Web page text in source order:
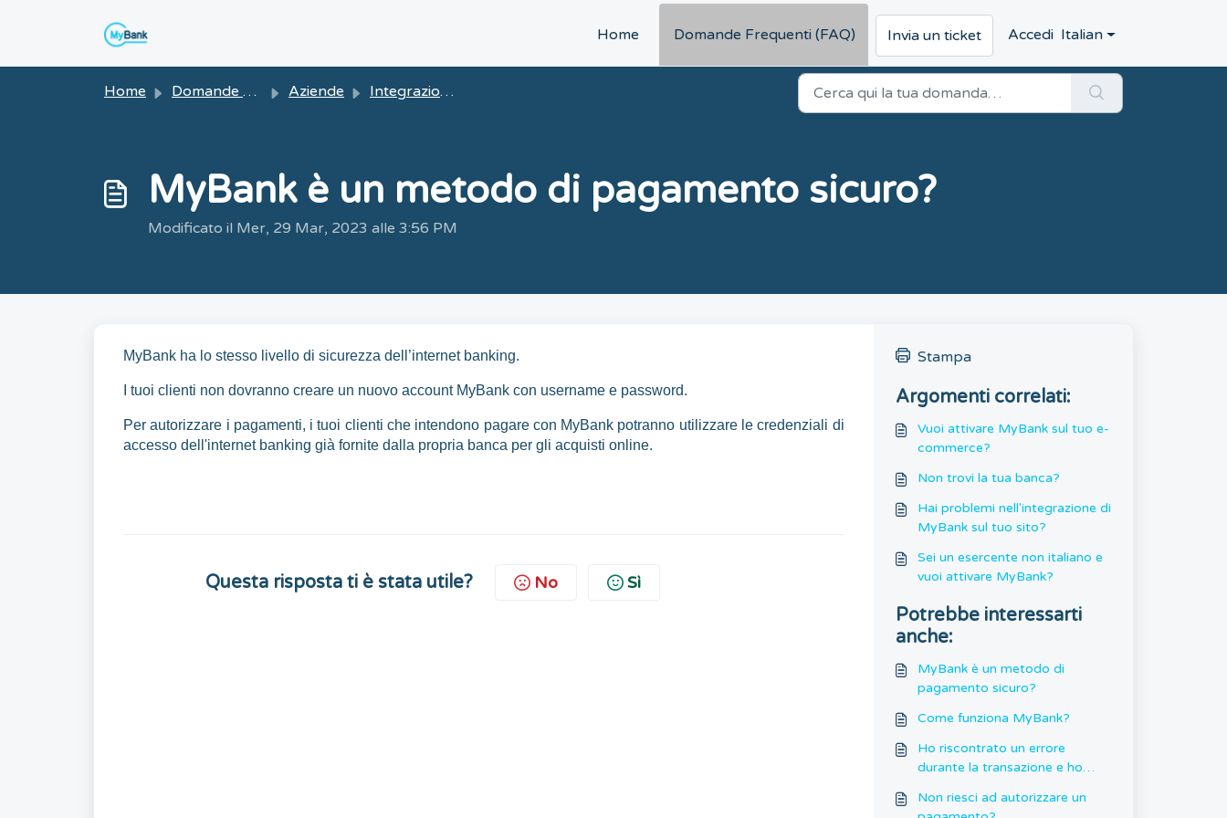
Home
Domande Frequenti (FAQ) Invia un ticket Accedi Italian
Home Domande Frequenti (FAQ) Aziende Integrazione di MyBank
MyBank è un metodo di pagamento sicuro?
Modificato il Mer, 29 Mar, 2023 alle 3:56 PM
MyBank ha lo stesso livello di sicurezza dell’internet banking.
I tuoi clienti non dovranno creare un nuovo account MyBank con username e password.
Per autorizzare i pagamenti, i tuoi clienti che intendono pagare con MyBank potranno utilizzare le credenziali di
accesso dell'internet banking già fornite dalla propria banca per gli acquisti online.
Questa risposta ti è stata utile? No Sì
Stampa
Argomenti correlati:
Vuoi attivare MyBank sul tuo e-
commerce?
Non trovi la tua banca?
Hai problemi nell'integrazione di
MyBank sul tuo sito?
Sei un esercente non italiano e
vuoi attivare MyBank?
Potrebbe interessarti
anche:
MyBank è un metodo di
pagamento sicuro?
Come funziona MyBank?
Ho riscontrato un errore
durante la transazione e ho
pagamento. Ora ho un doppio
Non riesci ad autorizzare un